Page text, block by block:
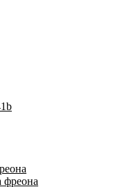
фреона